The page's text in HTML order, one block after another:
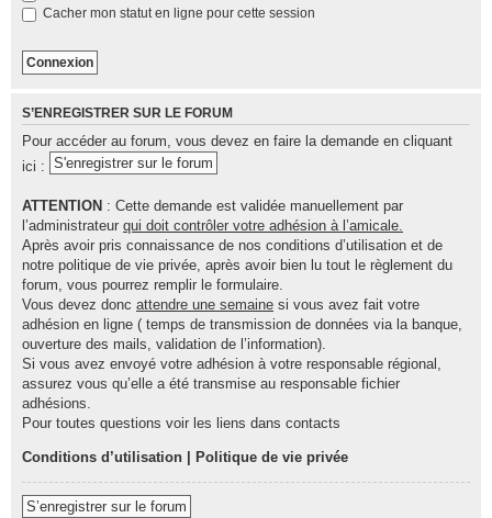
Cacher mon statut en ligne pour cette session
S’ENREGISTRER SUR LE FORUM
Pour accéder au forum, vous devez en faire la demande en cliquant
ici : S'enregistrer sur le forum
ATTENTION : Cette demande est validée manuellement par
l’administrateur qui doit contrôler votre adhésion à l’amicale.
Après avoir pris connaissance de nos conditions d’utilisation et de
notre politique de vie privée, après avoir bien lu tout le règlement du
forum, vous pourrez remplir le formulaire.
Vous devez donc attendre une semaine si vous avez fait votre
adhésion en ligne ( temps de transmission de données via la banque,
ouverture des mails, validation de l’information).
Si vous avez envoyé votre adhésion à votre responsable régional,
assurez vous qu’elle a été transmise au responsable fichier
adhésions.
Pour toutes questions voir les liens dans contacts
Conditions d’utilisation Politique de vie privée
S’enregistrer sur le forum